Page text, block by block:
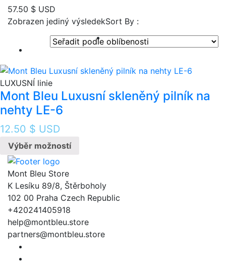
57.50 $ USD
Zobrazen jediný výsledekSort By :
LUXUSNÍ linie
Mont Bleu Luxusní skleněný pilník na
nehty LE-6
12.50 $ USD
Výběr možností
Mont Bleu Store
K Lesíku 89/8, Štěrboholy
102 00 Praha Czech Republic
+420241405918
help@montbleu.store
partners@montbleu.store